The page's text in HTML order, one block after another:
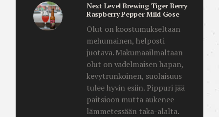
Next Level Brewing Tiger Berry
Raspberry Pepper Mild Gose
Olut on koostumukseltaan
mehumainen, helposti
juotava. Makumaailmaltaan
olut on vadelmaisen hapan,
kevytrunkoinen, suolaisuus
tulee hyvin esiin. Pippuri jää
paitsioon mutta aukenee
lämmetessään taka-alalta.